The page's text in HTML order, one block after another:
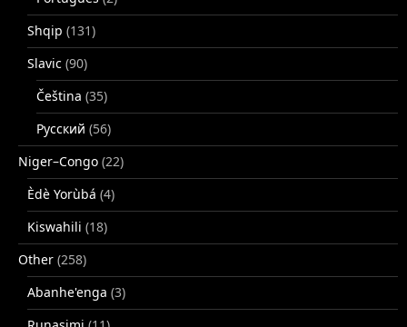
Shqip (131)
Slavic (90)
Čeština (35)
Русский (56)
Niger–Congo (22)
Èdè Yorùbá (4)
Kiswahili (18)
Other (258)
Abanhe'enga (3)